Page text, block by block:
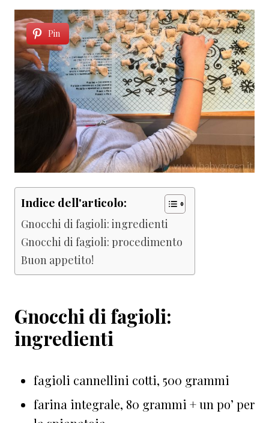
Pin
Indice dell'articolo:
Gnocchi di fagioli: ingredienti
Gnocchi di fagioli: procedimento
Buon appetito!
Gnocchi di fagioli:
ingredienti
fagioli cannellini cotti, 500 grammi
farina integrale, 80 grammi + un po’ per